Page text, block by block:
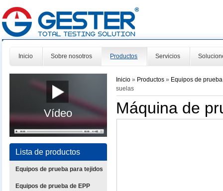
Inicio Sobre nosotros Productos Servicios
Vídeo
Lista de productos
Equipos de prueba para tejidos
Equipos de prueba de EPP
Inicio » Productos» Equipos de
suelas
Máquina de